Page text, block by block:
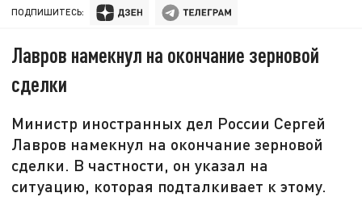
ПОДПИШИТЕСЬ:
Лавров намекнул на окончание зерновой
сделки
Министр иностранных дел России Сергей
Лавров намекнул на окончание зерновой
сделки. В частности, он указал на
ситуацию, которая подталкивает к этому.